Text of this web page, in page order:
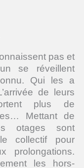
pas et
se réveillent
Qui les a
de leurs
plus de
Mettant de
otages sont
collectif pour
prolongations.
les hors-